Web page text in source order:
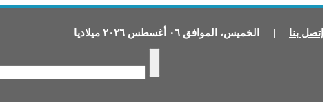
إتصل بنا | الخميس، الموافق ٠٦ أغسطس ٢٠٢٦ ميلاديا